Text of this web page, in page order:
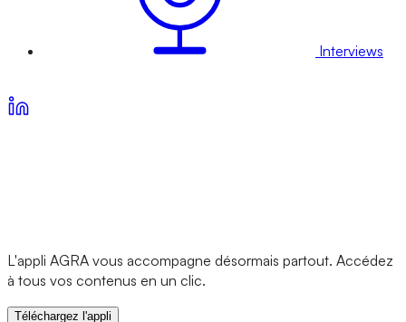
Interviews
L'appli AGRA vous accompagne désormais partout. Accédez
à tous vos contenus en un clic.
Téléchargez l'appli